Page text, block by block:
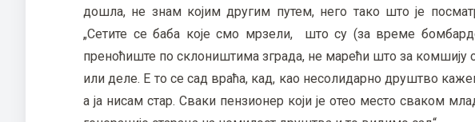
дошла, не знам којим другим путем, него тако што је
„Сетите се баба које смо мрзели, што су (за време
преноћиште по склоништима зграда, не марећи што за комшију
или деле. Е то се сад враћа, кад, као несолидарно друштво
а ја нисам стар. Сваки пензионер који је отео место сваком